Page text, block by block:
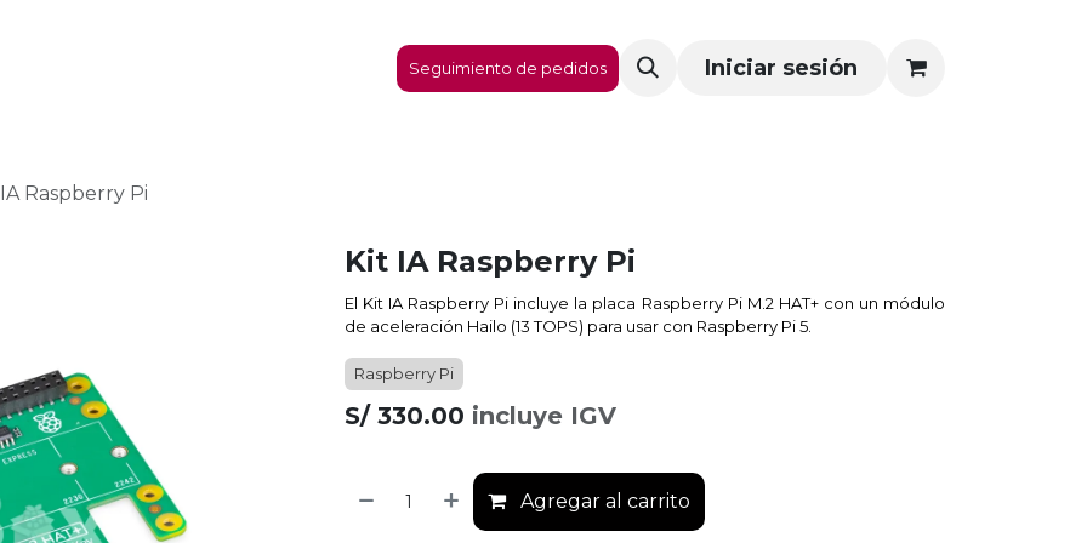
Seguimiento de pedidos Iniciar sesión
Raspberry Pi
Kit IA Raspberry Pi
El Kit IA Raspberry Pi incluye la placa Raspberry Pi M.2 HAT+ con un módulo
de aceleración Hailo (13 TOPS) para usar con Raspberry Pi 5.
Raspberry Pi
S/ 330.00 incluye IGV
Agregar al carrito